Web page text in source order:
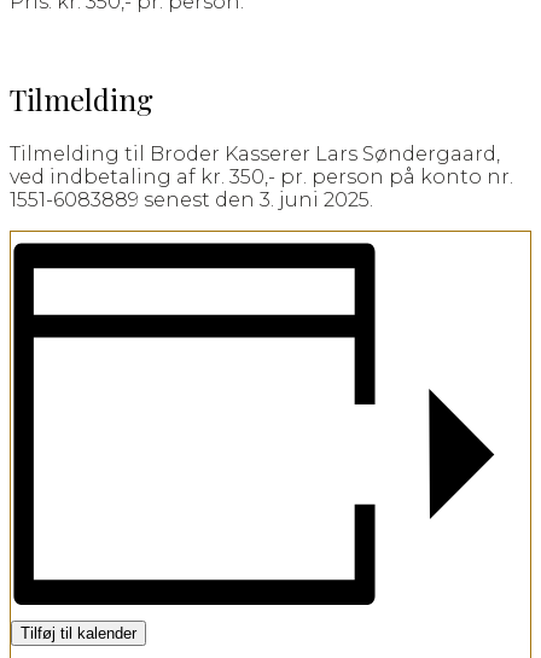
Tilmelding
Tilmelding til Broder Kasserer Lars Søndergaard,
ved indbetaling af kr. 350,- pr. person på konto nr.
1551-6083889 senest den 3. juni 2025.
Tilføj til kalender